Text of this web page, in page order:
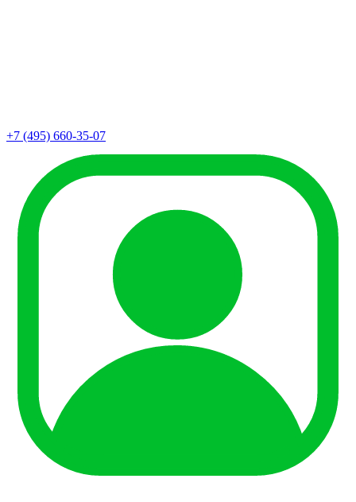
+7 (495) 660-35-07